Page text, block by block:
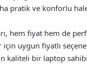
pratik ve konforlu
hem fiyat hem de
için uygun fiyatlı
kaliteli bir laptop